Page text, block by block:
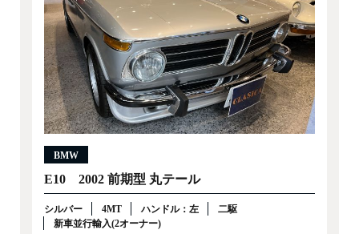
BMW
E10 2002 前期型 丸テール
シルバー 4MT ハンドル：左
二駆
新車並行輸入(2オーナー)